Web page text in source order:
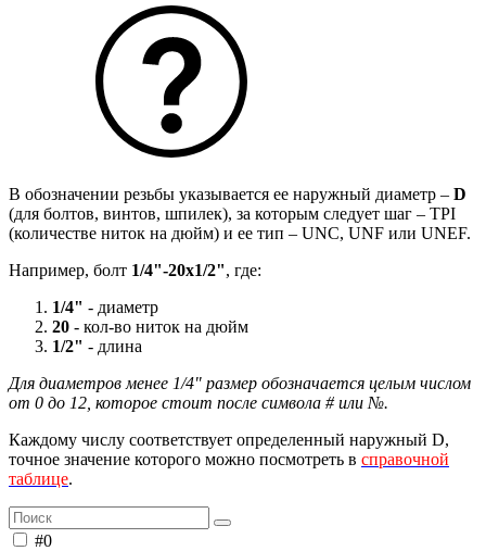
В обозначении резьбы указывается ее наружный диаметр – D
(для болтов, винтов, шпилек), за которым следует шаг – TPI
(количестве ниток на дюйм) и ее тип – UNC, UNF или UNEF.
Например, болт 1/4"-20х1/2", где:
1/4" - диаметр
20 - кол-во ниток на дюйм
1/2" - длина
Для диаметров менее 1/4" размер обозначается целым числом
от 0 до 12, которое стоит после символа # или №.
Каждому числу соответствует определенный наружный D,
точное значение которого можно посмотреть в справочной
таблице.
#0